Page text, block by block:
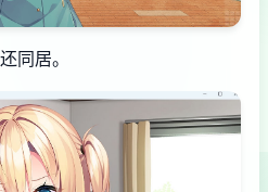
同居。